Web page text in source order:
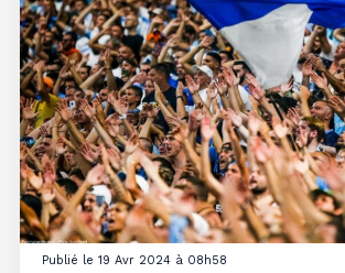
Publié le 19 Avr 2024 à 08h58